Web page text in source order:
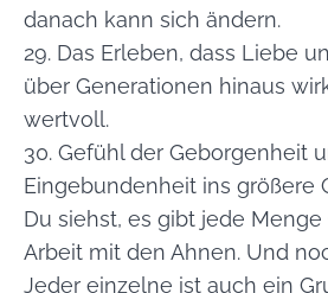
danach kann sich ändern.
29. Das Erleben, dass Liebe
über Generationen hinaus
wertvoll.
30. Gefühl der Geborgenheit
Eingebundenheit ins größere
Du siehst, es gibt jede
Arbeit mit den Ahnen. Und
Jeder einzelne ist auch ein